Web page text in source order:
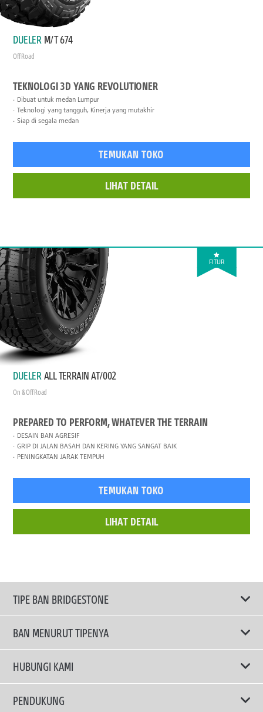
DUELER M/T 674
Off Road
TEKNOLOGI 3D YANG REVOLUTIONER
Dibuat untuk medan Lumpur
Teknologi yang tangguh, Kinerja yang mutakhir
Siap di segala medan
TEMUKAN TOKO
LIHAT DETAIL
FITUR
DUELER ALL TERRAIN AT/002
On & Off Road
PREPARED TO PERFORM, WHATEVER THE TERRAIN
DESAIN BAN AGRESIF
GRIP DI JALAN BASAH DAN KERING YANG SANGAT BAIK
PENINGKATAN JARAK TEMPUH
TEMUKAN TOKO
LIHAT DETAIL
TIPE BAN BRIDGESTONE
BAN MENURUT TIPENYA
Ban ENLITEN
Ban Performa
HUBUNGI KAMI
Email Kami
PENDUKUNG